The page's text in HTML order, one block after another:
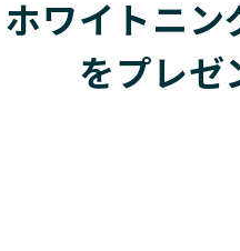
ホワイトニン
をプレゼ